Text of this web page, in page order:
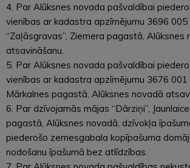
4. Par Alūksnes novada pašvaldībai
vienības ar kadastra apzīmējumu 3696 005
“Zaļāsgravas”, Ziemera pagastā, Alūksnes
atsavināšanu.
5. Par Alūksnes novada pašvaldībai
vienības ar kadastra apzīmējumu 3676 001
Mārkalnes pagastā, Alūksnes novadā
6. Par dzīvojamās mājas “Dārziņi”,
pagastā, Alūksnes novadā, dzīvokļa
piederošo zemesgabala kopīpašuma
nodošanu īpašumā bez atlīdzības.